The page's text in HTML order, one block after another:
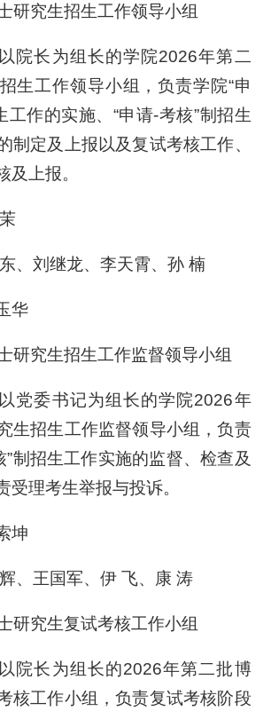
研究生招生工作领导小组
院长为组长的学院2026年第二
生工作领导小组，负责学院“申
工作的实施、“申请-考核”制招生
制定及上报以及复试考核工作、
及上报。
、刘继龙、李天霄、孙 楠
华
研究生招生工作监督领导小组
党委书记为组长的学院2026年
生招生工作监督领导小组，负责
”制招生工作实施的监督、检查及
受理考生举报与投诉。
坤
、王国军、伊 飞、康 涛
研究生复试考核工作小组
院长为组长的2026年第二批博
核工作小组，负责复试考核阶段